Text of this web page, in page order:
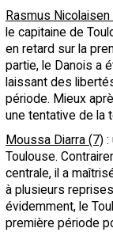
Rasmus Nicolaisen
le capitaine de
en retard sur la
partie, le Danois a
laissant des
période. Mieux
une tentative de la
Moussa Diarra (7) :
Toulouse.
centrale, il a
à plusieurs
évidemment, le
première période